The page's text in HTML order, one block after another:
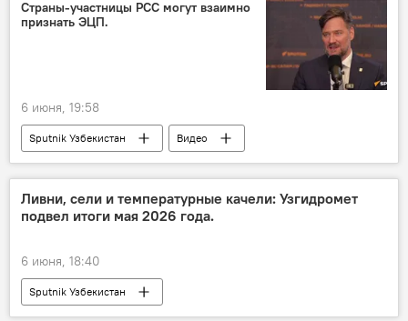
Страны-участницы РСС могут взаимно
признать ЭЦП.
6 июня, 19:58
Sputnik Узбекистан Видео
Ливни, сели и температурные качели: Узгидромет
подвел итоги мая 2026 года.
6 июня, 18:40
Sputnik Узбекистан